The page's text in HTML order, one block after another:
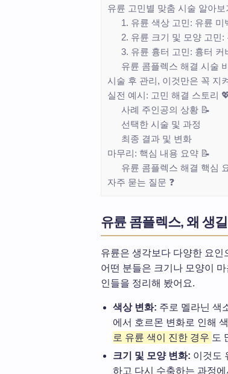
유륜 고민별 맞춤 시술 알아보
1. 유륜 색상 고민: 유륜 미
2. 유륜 크기 및 모양 고민:
3. 유륜 흉터 고민: 흉터 커
유륜 콤플렉스 해결 시술
시술 후 관리, 이것만은 꼭 지
실전 예시: 고민 해결 스토리
사례 주인공의 상황 📝
선택한 시술 및 과정
최종 결과 및 변화
마무리: 핵심 내용 요약 📝
유륜 콤플렉스 해결 핵심
자주 묻는 질문 ❓
유륜 콤플렉스, 왜 생
유륜은 생각보다 다양한 요인
어떤 분들은 크기나 모양이
인들을 정리해 봤어요.
색상 변화: 주로 멜라닌 색
에서 호르몬 변화로 인해
로 유륜 색이 진한 경우 도
크기 및 모양 변화: 이것도
하고 다시 수축하는 과정